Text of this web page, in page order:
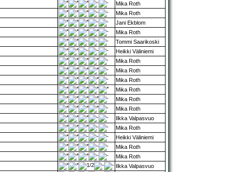
Mika Roth
Mika Roth
Jani Ekblom
Mika Roth
Tommi Saarikoski
Heikki Väliniemi
Mika Roth
Mika Roth
Mika Roth
Mika Roth
Mika Roth
Mika Roth
Ilkka Valpasvuo
Mika Roth
Heikki Väliniemi
Mika Roth
Mika Roth
Ilkka Valpasvuo